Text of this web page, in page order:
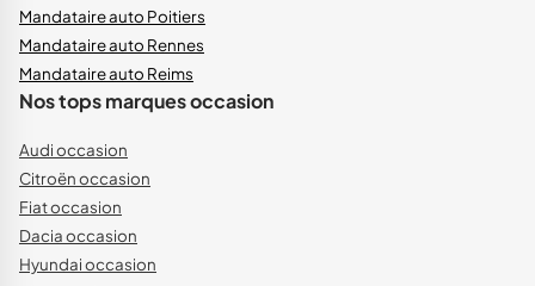
Mandataire auto Poitiers
Mandataire auto Rennes
Mandataire auto Reims
Nos tops marques occasion
Audi occasion
Citroën occasion
Fiat occasion
Dacia occasion
Hyundai occasion